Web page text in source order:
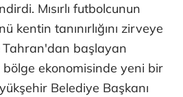
Mısırlı futbolcunun
kentin tanınırlığını zirveye
Tahran'dan başlayan
ekonomisinde yeni bir
Belediye Başkanı